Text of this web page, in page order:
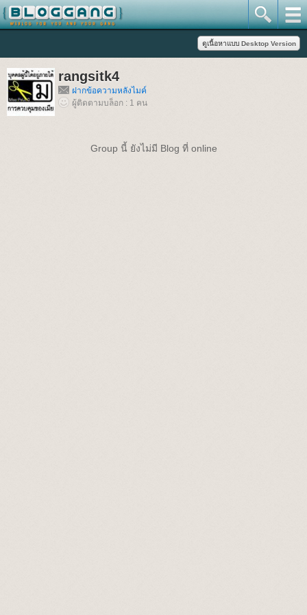
rangsitk4
ฝากข้อความหลังไมค์
ผู้ติดตามบล็อก : 1 คน
Group นี้ ยังไม่มี Blog ที่ online